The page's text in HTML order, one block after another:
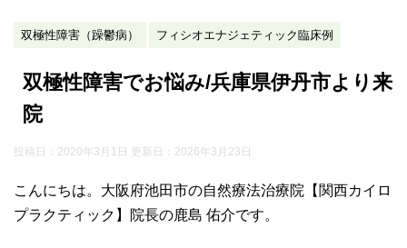
双極性障害（躁鬱病） フィシオエナジェティック臨床例
双極性障害でお悩み/兵庫県伊丹市より来
院
投稿日：2020年3月1日 更新日： 2026年3月23日
こんにちは。大阪府池田市の自然療法治療院【関西カイロ
プラクティック】院長の鹿島 佑介です。